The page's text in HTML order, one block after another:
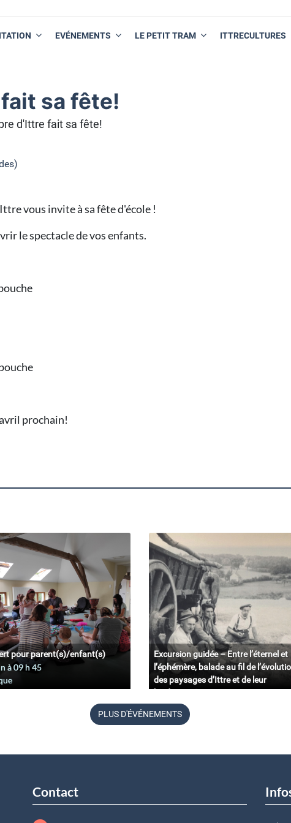
EVÉNEMENTS LE PETIT TRAM ITTRECULTURES
sa fête!
d'Ittre fait sa fête!
vous invite à sa fête d'école !
le spectacle de vos enfants.
prochain!
pour parent(s)/enfant(s)
à 09 h 45
Excursion guidée – Entre l’éternel et
l’éphémère, balade au fil de
des paysages d’Ittre et de leur
11 juin à 09
Belgique
PLUS D'ÉVÉNEMENTS
Contact